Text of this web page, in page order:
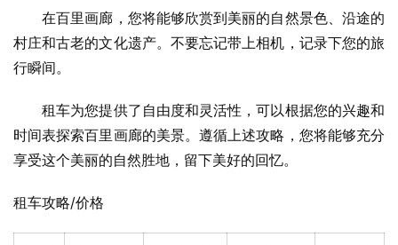
在百里画廊，您将能够欣赏到美丽的自然景色、沿途的
村庄和古老的文化遗产。不要忘记带上相机，记录下您的旅
行瞬间。
租车为您提供了自由度和灵活性，可以根据您的兴趣和
时间表探索百里画廊的美景。遵循上述攻略，您将能够充分
享受这个美丽的自然胜地，留下美好的回忆。
租车攻略/价格